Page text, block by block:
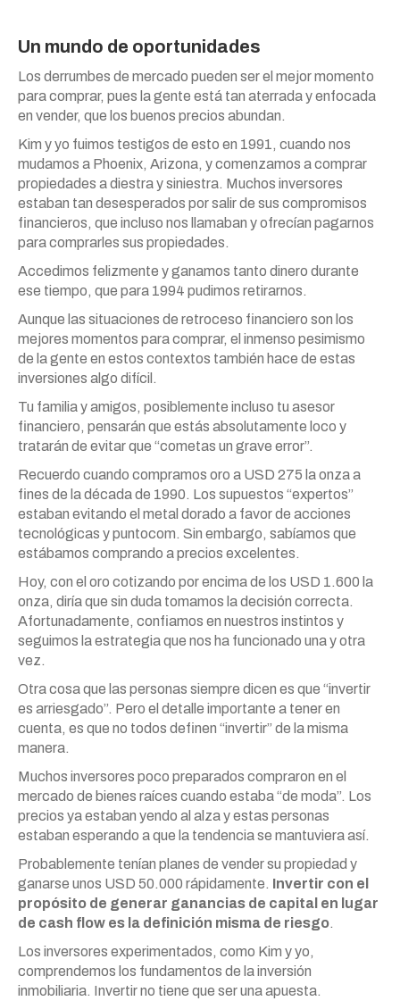
Un mundo de oportunidades
Los derrumbes de mercado pueden ser el mejor momento
para comprar, pues la gente está tan aterrada y enfocada
en vender, que los buenos precios abundan.
Kim y yo fuimos testigos de esto en 1991, cuando nos
mudamos a Phoenix, Arizona, y comenzamos a comprar
propiedades a diestra y siniestra. Muchos inversores
estaban tan desesperados por salir de sus compromisos
financieros, que incluso nos llamaban y ofrecían pagarnos
para comprarles sus propiedades.
Accedimos felizmente y ganamos tanto dinero durante
ese tiempo, que para 1994 pudimos retirarnos.
Aunque las situaciones de retroceso financiero son los
mejores momentos para comprar, el inmenso pesimismo
de la gente en estos contextos también hace de estas
inversiones algo difícil.
Tu familia y amigos, posiblemente incluso tu asesor
financiero, pensarán que estás absolutamente loco y
tratarán de evitar que “cometas un grave error”.
Recuerdo cuando compramos oro a USD 275 la onza a
fines de la década de 1990. Los supuestos “expertos”
estaban evitando el metal dorado a favor de acciones
tecnológicas y puntocom. Sin embargo, sabíamos que
estábamos comprando a precios excelentes.
Hoy, con el oro cotizando por encima de los USD 1.600 la
onza, diría que sin duda tomamos la decisión correcta.
Afortunadamente, confiamos en nuestros instintos y
seguimos la estrategia que nos ha funcionado una y otra
vez.
Otra cosa que las personas siempre dicen es que “invertir
es arriesgado”. Pero el detalle importante a tener en
cuenta, es que no todos definen “invertir” de la misma
manera.
Muchos inversores poco preparados compraron en el
mercado de bienes raíces cuando estaba “de moda”. Los
precios ya estaban yendo al alza y estas personas
estaban esperando a que la tendencia se mantuviera así.
Probablemente tenían planes de vender su propiedad y
ganarse unos USD 50.000 rápidamente. Invertir con el
propósito de generar ganancias de capital en lugar
de cash flow es la definición misma de riesgo.
Los inversores experimentados, como Kim y yo,
comprendemos los fundamentos de la inversión
inmobiliaria. Invertir no tiene que ser una apuesta.